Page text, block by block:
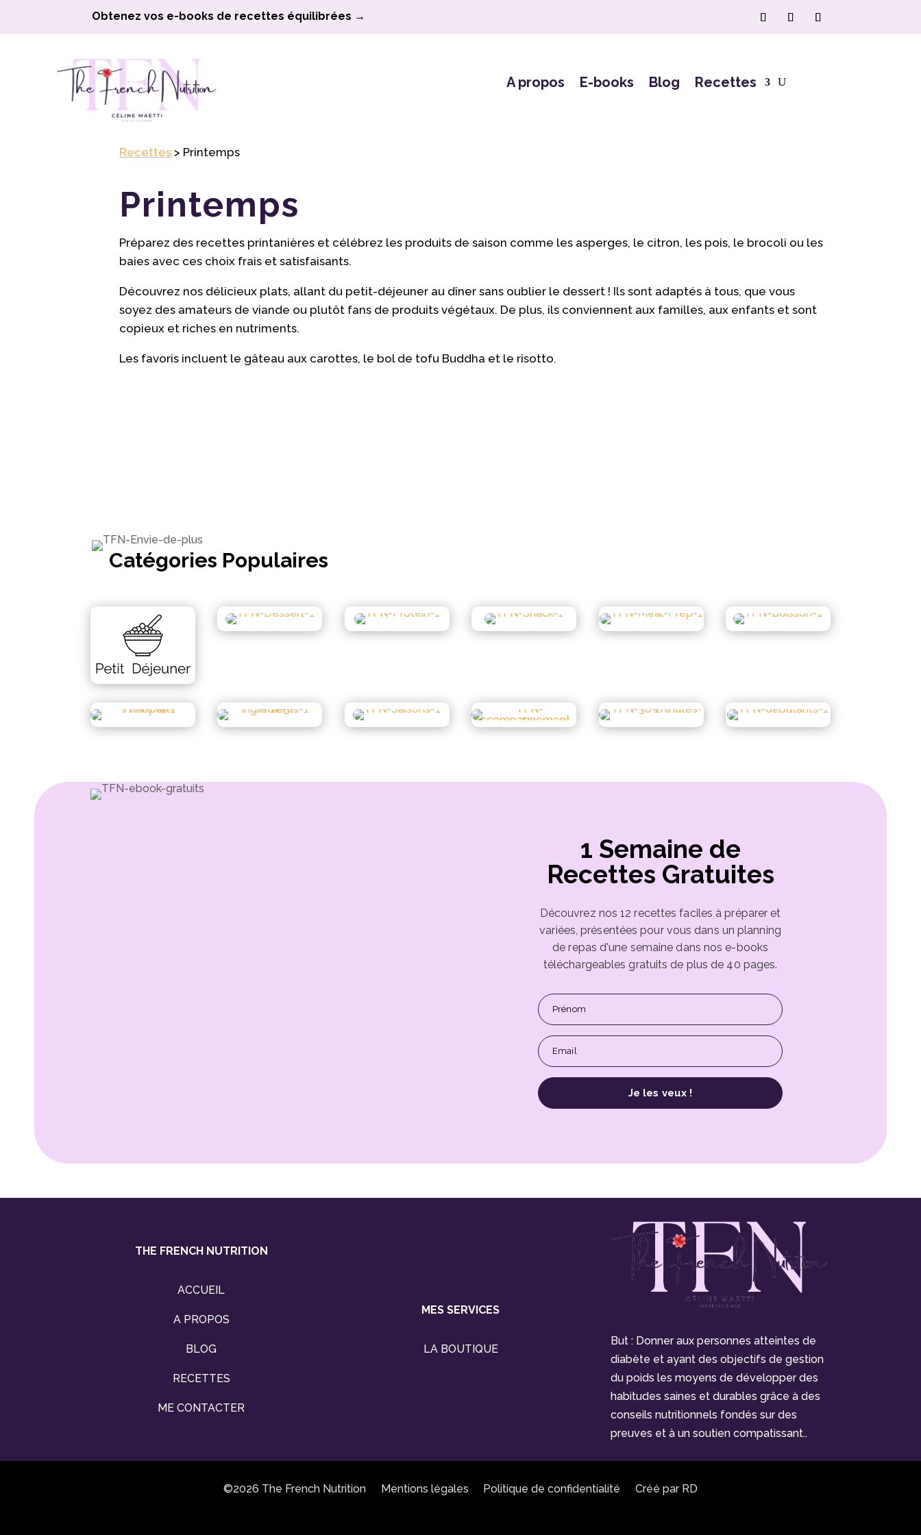
Obtenez vos e-books de recettes équilibrées →
A propos E-books Blog Recettes
Recettes > Printemps
Printemps
Préparez des recettes printanières et célébrez les produits de saison comme les asperges, le citron, les pois, le brocoli ou les
baies avec ces choix frais et satisfaisants.
Découvrez nos délicieux plats, allant du petit-déjeuner au dîner sans oublier le dessert ! Ils sont adaptés à tous, que vous
soyez des amateurs de viande ou plutôt fans de produits végétaux. De plus, ils conviennent aux familles, aux enfants et sont
copieux et riches en nutriments.
Les favoris incluent le gâteau aux carottes, le bol de tofu Buddha et le risotto.
Catégories Populaires
1 Semaine de
Recettes Gratuites
Découvrez nos 12 recettes faciles à préparer et
variées, présentées pour vous dans un planning
de repas d'une semaine dans nos e-books
téléchargeables gratuits de plus de 40 pages.
Prénom
Email
Je les veux !
THE FRENCH NUTRITION
ACCUEIL
A PROPOS
BLOG
RECETTES
ME CONTACTER
MES SERVICES
LA BOUTIQUE
But : Donner aux personnes atteintes de
diabète et ayant des objectifs de gestion
du poids les moyens de développer des
habitudes saines et durables grâce à des
conseils nutritionnels fondés sur des
preuves et à un soutien compatissant..
©2026 The French Nutrition Mentions légales Politique de confidentialité Créé par RD